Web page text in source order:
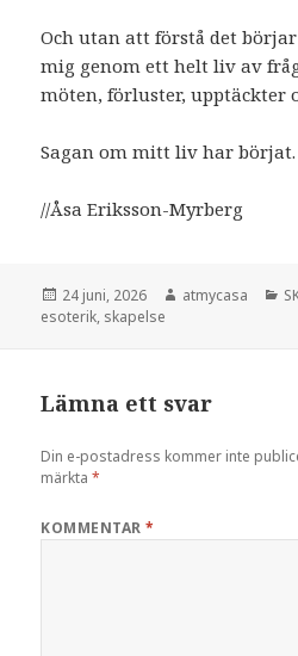
Och utan att förstå det
mig genom ett helt liv av
möten, förluster, upptäckter
Sagan om mitt liv har börjat.
//Åsa Eriksson-Myrberg
Postat
24 juni, 2026 Författare
atmycasa
esoterik, skapelse
Lämna ett svar
Din e-postadress kommer inte
märkta*
KOMMENTAR*